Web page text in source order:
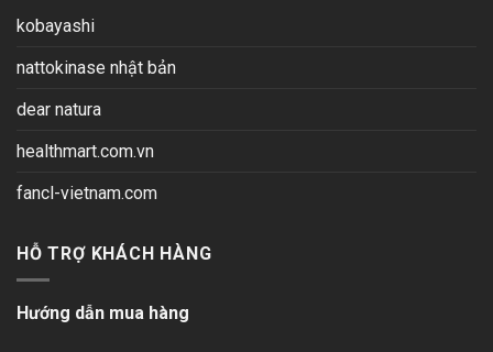
kobayashi
nattokinase nhật bản
dear natura
healthmart.com.vn
fancl-vietnam.com
HỖ TRỢ KHÁCH HÀNG
Hướng dẫn mua hàng